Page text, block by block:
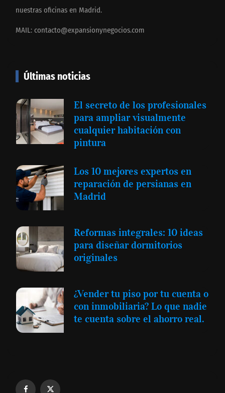
nuestras oficinas en Madrid.
MAIL: contacto@expansionynegocios.com
Últimas noticias
El secreto de los profesionales
para ampliar visualmente
cualquier habitación con
pintura
Los 10 mejores expertos en
reparación de persianas en
Madrid
Reformas integrales: 10 ideas
para diseñar dormitorios
originales
¿Vender tu piso por tu cuenta o
con inmobiliaria? Lo que nadie
te cuenta sobre el ahorro real.